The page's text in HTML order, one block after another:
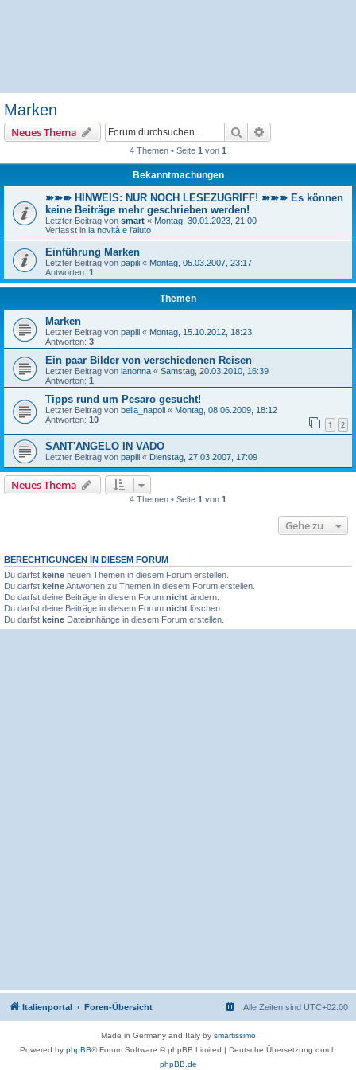
Marken
Neues Thema Suche
4 Themen • Seite 1 von 1
Bekanntmachungen
➽➽➽ HINWEIS: NUR NOCH LESEZUGRIFF! ➽➽➽ Es können
keine Beiträge mehr geschrieben werden!
Letzter Beitrag von smart « Montag, 30.01.2023, 21:00
Verfasst in la novità e l'aiuto
Einführung Marken
Letzter Beitrag von papili « Montag, 05.03.2007, 23:17
Antworten: 1
Themen
Marken
Letzter Beitrag von papili « Montag, 15.10.2012, 18:23
Antworten: 3
Ein paar Bilder von verschiedenen Reisen
Letzter Beitrag von lanonna « Samstag, 20.03.2010, 16:39
Antworten: 1
Tipps rund um Pesaro gesucht!
Letzter Beitrag von bella_napoli « Montag, 08.06.2009, 18:12
Antworten: 10 1 2
SANT'ANGELO IN VADO
Letzter Beitrag von papili « Dienstag, 27.03.2007, 17:09
Neues Thema
4 Themen • Seite 1 von 1
Gehe zu
BERECHTIGUNGEN IN DIESEM FORUM
Du darfst keine neuen Themen in diesem Forum erstellen.
Du darfst keineAntworten zu Themen in diesem Forum erstellen.
Du darfst deine Beiträge in diesem Forum nicht ändern.
Du darfst deine Beiträge in diesem Forum nicht löschen.
Du darfst keine Dateianhänge in diesem Forum erstellen.
Italienportal Foren-Übersicht Alle Zeiten sind UTC+02:00
Made in Germany and Italy by smartissimo
Powered by phpBB® Forum Software © phpBB Limited | Deutsche Übersetzung durch
phpBB.de